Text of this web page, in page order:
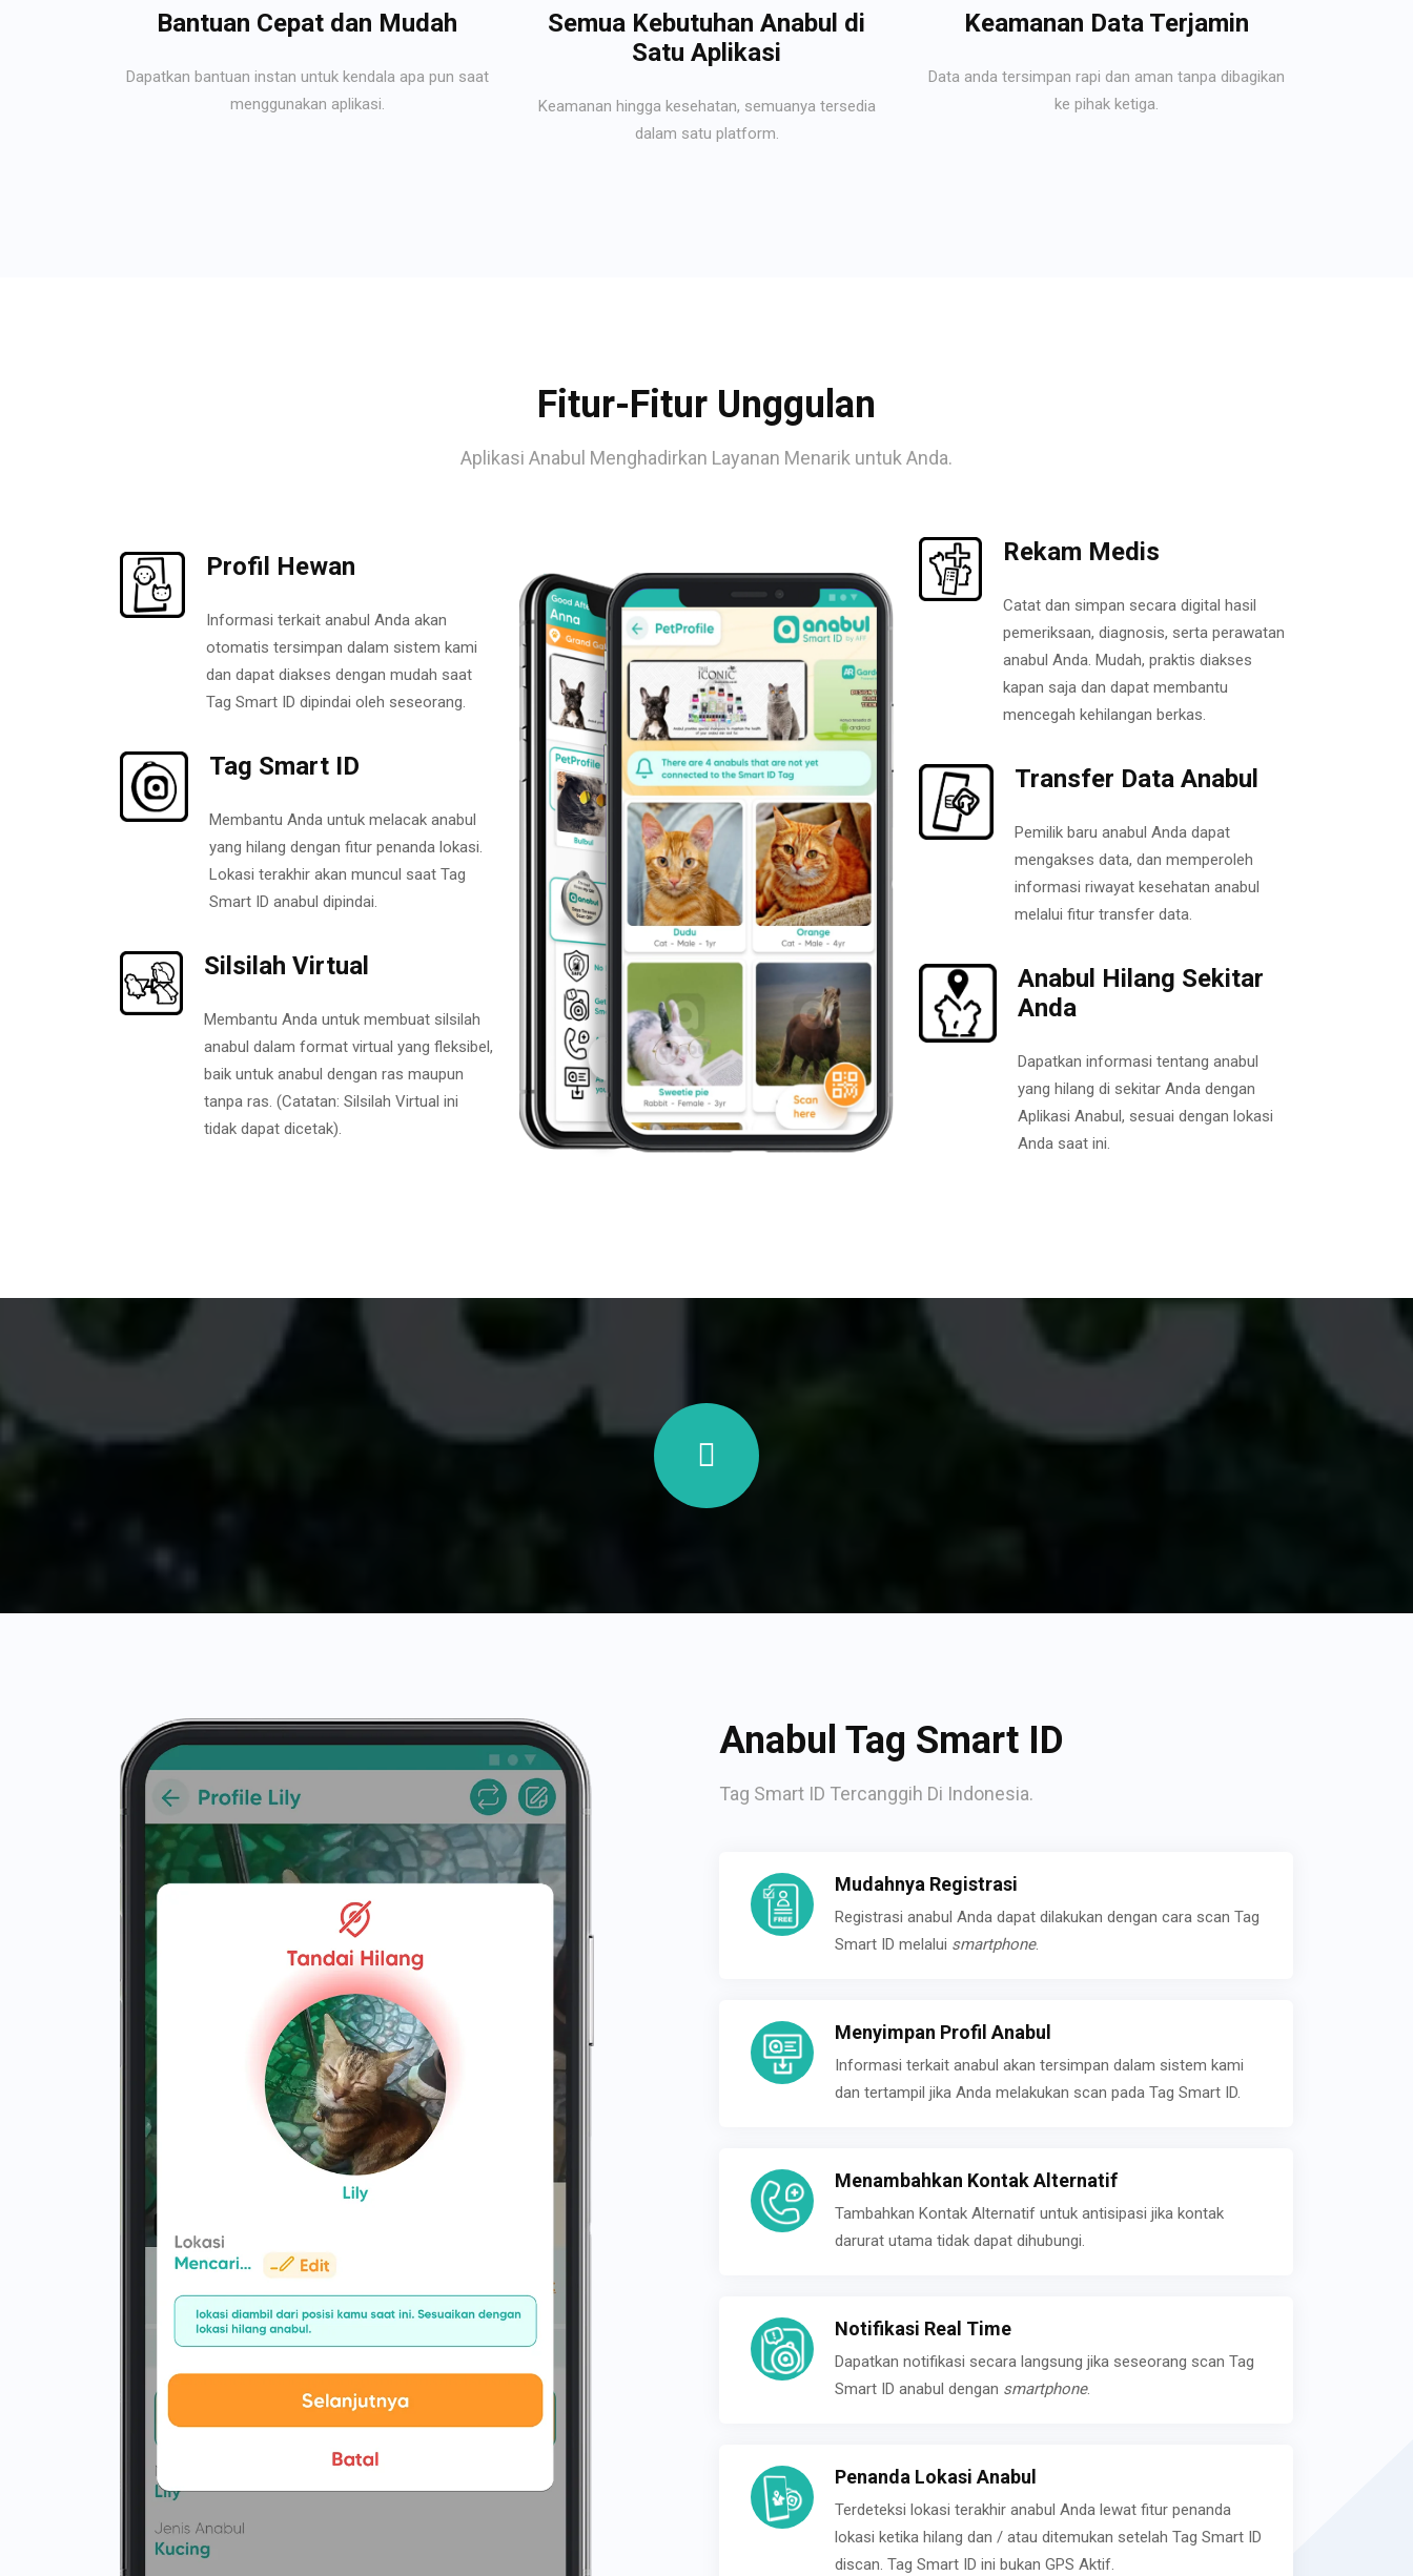
Bantuan Cepat dan Mudah
Dapatkan bantuan instan untuk kendala apa pun saat
menggunakan aplikasi.
Semua Kebutuhan Anabul di
Satu Aplikasi
Keamanan hingga kesehatan, semuanya tersedia
dalam satu platform.
Keamanan Data Terjamin
Data anda tersimpan rapi dan aman tanpa dibagikan
ke pihak ketiga.
Fitur-Fitur Unggulan
Aplikasi Anabul Menghadirkan Layanan Menarik untuk Anda.
Profil Hewan
Informasi terkait anabul Anda akan
otomatis tersimpan dalam sistem kami
dan dapat diakses dengan mudah saat
Tag Smart ID dipindai oleh seseorang.
Tag Smart ID
Membantu Anda untuk melacak anabul
yang hilang dengan fitur penanda lokasi.
Lokasi terakhir akan muncul saat Tag
Smart ID anabul dipindai.
Silsilah Virtual
Membantu Anda untuk membuat silsilah
anabul dalam format virtual yang fleksibel,
baik untuk anabul dengan ras maupun
tanpa ras. (Catatan: Silsilah Virtual ini
tidak dapat dicetak).
Rekam Medis
Catat dan simpan secara digital hasil
pemeriksaan, diagnosis, serta perawatan
anabul Anda. Mudah, praktis diakses
kapan saja dan dapat membantu
mencegah kehilangan berkas.
Transfer Data Anabul
Pemilik baru anabul Anda dapat
mengakses data, dan memperoleh
informasi riwayat kesehatan anabul
melalui fitur transfer data.
Anabul Hilang Sekitar
Anda
Dapatkan informasi tentang anabul
yang hilang di sekitar Anda dengan
Aplikasi Anabul, sesuai dengan lokasi
Anda saat ini.
Anabul Tag Smart ID
Tag Smart ID Tercanggih Di Indonesia.
Mudahnya Registrasi
Registrasi anabul Anda dapat dilakukan dengan cara scan Tag
Smart ID melalui smartphone.
Menyimpan Profil Anabul
Informasi terkait anabul akan tersimpan dalam sistem kami
dan tertampil jika Anda melakukan scan pada Tag Smart ID.
Menambahkan Kontak Alternatif
Tambahkan Kontak Alternatif untuk antisipasi jika kontak
darurat utama tidak dapat dihubungi.
Notifikasi Real Time
Dapatkan notifikasi secara langsung jika seseorang scan Tag
Smart ID anabul dengan smartphone.
Penanda Lokasi Anabul
Terdeteksi lokasi terakhir anabul Anda lewat fitur penanda
lokasi ketika hilang dan / atau ditemukan setelah Tag Smart ID
discan. Tag Smart ID ini bukan GPS Aktif.